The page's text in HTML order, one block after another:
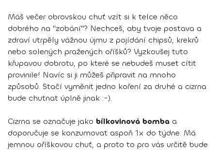
Máš večer obrovskou chuť vzít si k telce něco
dobrého na "zobání"? Nechceš, aby tvoje postava a
zdraví utrpěly vážnou újmu z pojídání chipsů, krekrů
nebo solených pražených oříšků? Vyzkoušej tuto
křupavou dobrotu, po které se nebudeš muset cítit
provinile! Navíc si ji můžeš připravit na mnoho
způsobů. Stačí vyměnit jedno koření za druhé a cizrna
bude chutnat úplně jinak :-).
Cizrna se označuje jako bílkovinová bomba a
doporučuje se konzumovat aspoň 1x do týdne. Má
jemnou oříškovou chuť, a proto to pro vás určitě bude